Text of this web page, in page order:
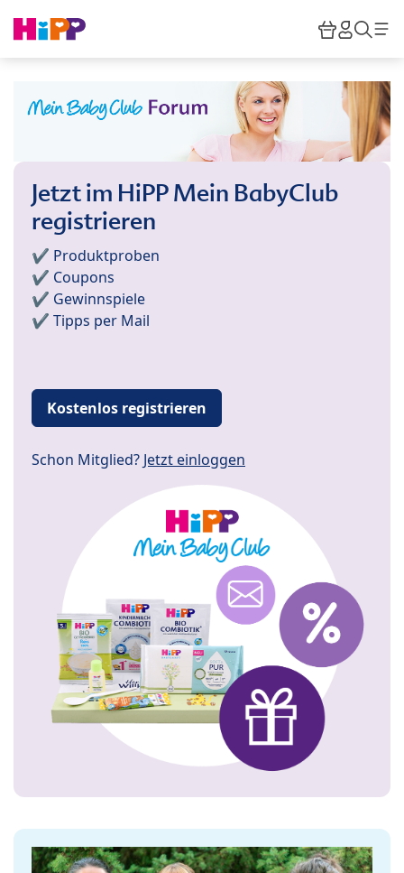
HiPP
Jetzt im HiPP Mein BabyClub
registrieren
✔️ Produktproben
✔️ Coupons
✔️ Gewinnspiele
✔️ Tipps per Mail
Kostenlos registrieren
Schon Mitglied? Jetzt einloggen